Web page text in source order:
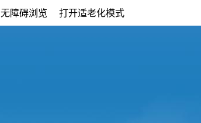
无障碍浏览 打开适老化模式